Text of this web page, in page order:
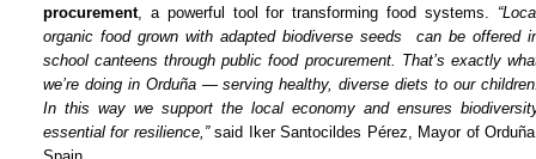
procurement, a powerful tool for transforming food systems.
organic food grown with adapted biodiverse seeds  can be offered
school canteens through public food procurement. That’s exactly
we’re doing in Orduña — serving healthy, diverse diets to our
In this way we support the local economy and ensures
essential for resilience,” said Iker Santocildes Pérez, Mayor of